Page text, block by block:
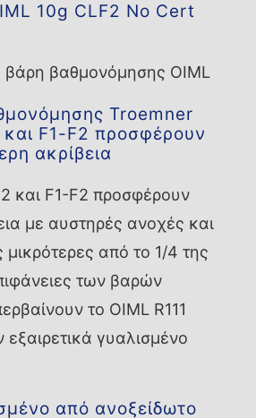
10g CLF2 No Cert
βαθμονόμησης OIML
Troemner
και F1-F2 προσφέρουν
ακρίβεια
και F1-F2 προσφέρουν
με αυστηρές ανοχές και
μικρότερες από το 1/4 της
των βαρών
το OIML R111
εξαιρετικά γυαλισμένο
από ανοξείδωτο